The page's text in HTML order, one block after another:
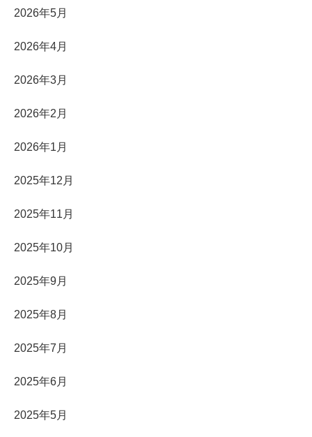
2026年5月
2026年4月
2026年3月
2026年2月
2026年1月
2025年12月
2025年11月
2025年10月
2025年9月
2025年8月
2025年7月
2025年6月
2025年5月